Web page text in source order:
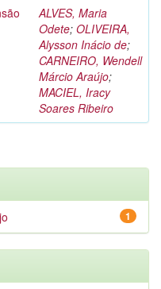
ALVES, Maria
Odete; OLIVEIRA,
Alysson Inácio de;
CARNEIRO, Wendell
Márcio Araújo;
MACIEL, Iracy
Soares Ribeiro
1